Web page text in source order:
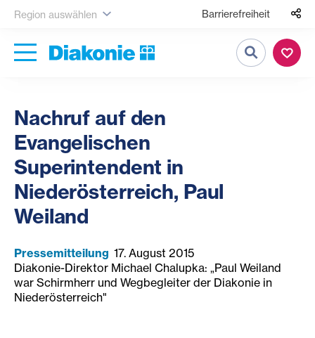
Region auswählen Barrierefreiheit
Suche
Nachruf auf den
Evangelischen
Superintendent in
Niederösterreich, Paul
Weiland
Pressemitteilung 17. August 2015
Diakonie-Direktor Michael Chalupka: „Paul Weiland
war Schirmherr und Wegbegleiter der Diakonie in
Niederösterreich"